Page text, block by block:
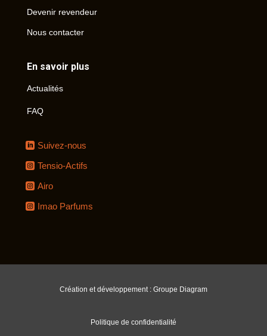
Devenir revendeur
Nous contacter
En savoir plus
Actualités
FAQ
Suivez-nous
Tensio-Actifs
Airo
Imao Parfums
Création et développement : Groupe Diagram
Politique de confidentialité